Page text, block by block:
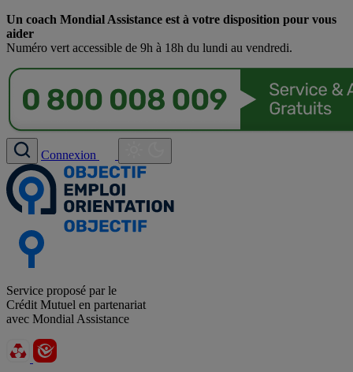
Un coach Mondial Assistance est à votre disposition pour vous
aider
Numéro vert accessible de 9h à 18h du lundi au vendredi.
Connexion
Service proposé par le
Crédit Mutuel en partenariat
avec Mondial Assistance